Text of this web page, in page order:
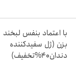
با اعتماد بنفس لبخند
بزن (ژل سفیدکننده
دندان40%تخفیف)